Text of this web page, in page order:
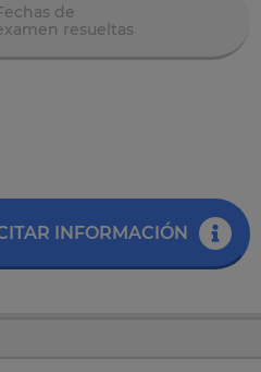
de
resueltas
INFORMACIÓN